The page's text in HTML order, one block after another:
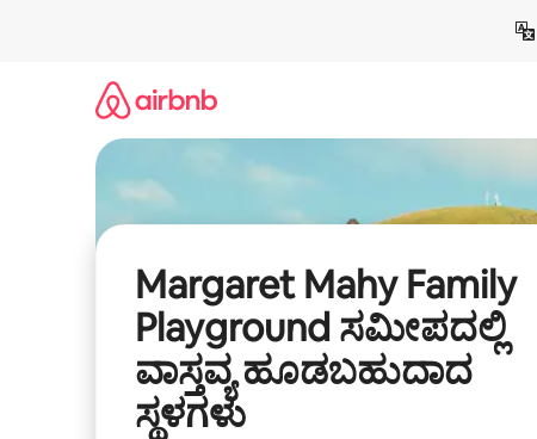
Margaret Mahy Family
Playground ಸಮೀಪದಲ್ಲಿ
ವಾಸ್ತವ್ಯ ಹೂಡಬಹುದಾದ
ಸ್ಥಳಗಳು